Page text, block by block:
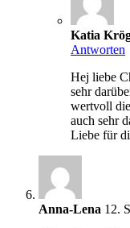
Katia
Antworten
Hej liebe
sehr
wertvoll
auch sehr
Liebe für
Anna-Lena 12.